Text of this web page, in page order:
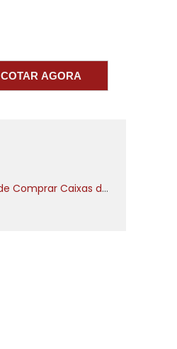
COTAR AGORA
Onde Comprar Caixas de Suporte Para Extintores